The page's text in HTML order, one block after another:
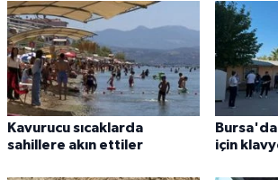
Kavurucu sıcaklarda
sahillere akın ettiler
Bursa'da
için